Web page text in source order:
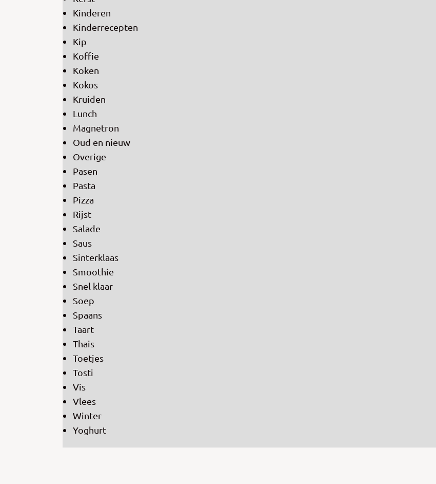
Kinderen
Kinderrecepten
Kip
Koffie
Koken
Kokos
Kruiden
Lunch
Magnetron
Oud en nieuw
Overige
Pasen
Pasta
Pizza
Rijst
Salade
Saus
Sinterklaas
Smoothie
Snel klaar
Soep
Spaans
Taart
Thais
Toetjes
Tosti
Vis
Vlees
Winter
Yoghurt